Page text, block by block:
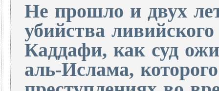
Не прошло и двух
убийства
Каддафи, как суд
аль-Ислама,